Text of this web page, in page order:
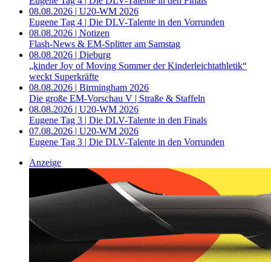
08.08.2026 | U20-WM 2026
Eugene Tag 4 | Die DLV-Talente in den Vorrunden
08.08.2026 | Notizen
Flash-News & EM-Splitter am Samstag
08.08.2026 | Dieburg
„kinder Joy of Moving Sommer der Kinderleichtathletik“
weckt Superkräfte
08.08.2026 | Birmingham 2026
Die große EM-Vorschau V | Straße & Staffeln
08.08.2026 | U20-WM 2026
Eugene Tag 3 | Die DLV-Talente in den Finals
07.08.2026 | U20-WM 2026
Eugene Tag 3 | Die DLV-Talente in den Vorrunden
Anzeige